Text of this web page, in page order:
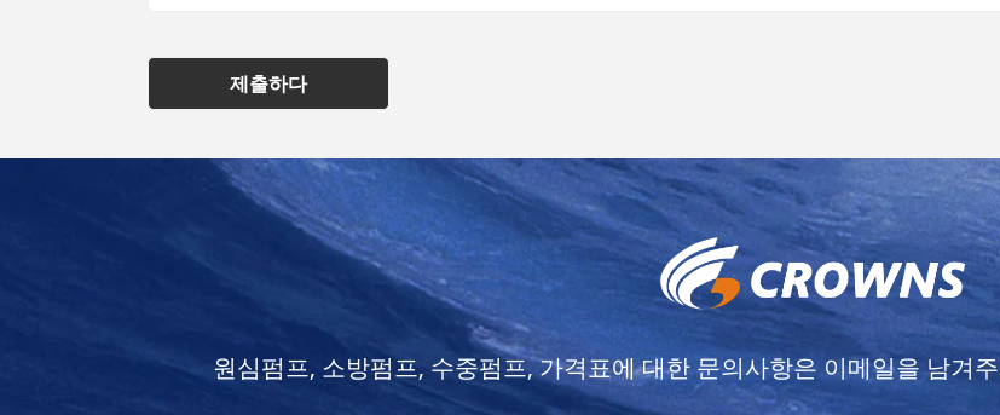
제출하다
원심펌프, 소방펌프, 수중펌프, 가격표에 대한 문의사항은 이메일을 남겨